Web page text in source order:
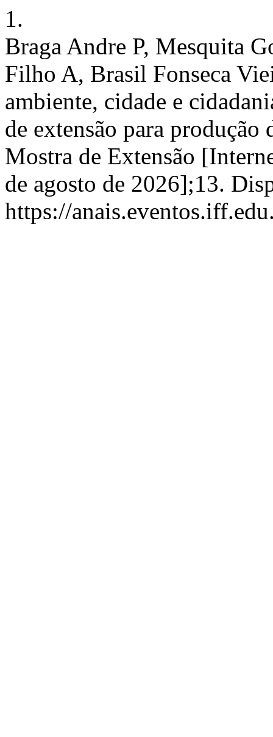
1.
Braga Andre P, Mesquita
Filho A, Brasil Fonseca
ambiente, cidade e
de extensão para
Mostra de Extensão
de agosto de 2026];13.
https://